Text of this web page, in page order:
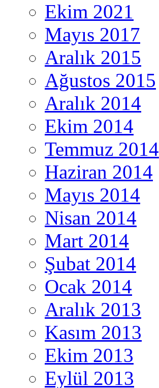
Ekim 2021
Mayıs 2017
Aralık 2015
Ağustos 2015
Aralık 2014
Ekim 2014
Temmuz 2014
Haziran 2014
Mayıs 2014
Nisan 2014
Mart 2014
Şubat 2014
Ocak 2014
Aralık 2013
Kasım 2013
Ekim 2013
Eylül 2013